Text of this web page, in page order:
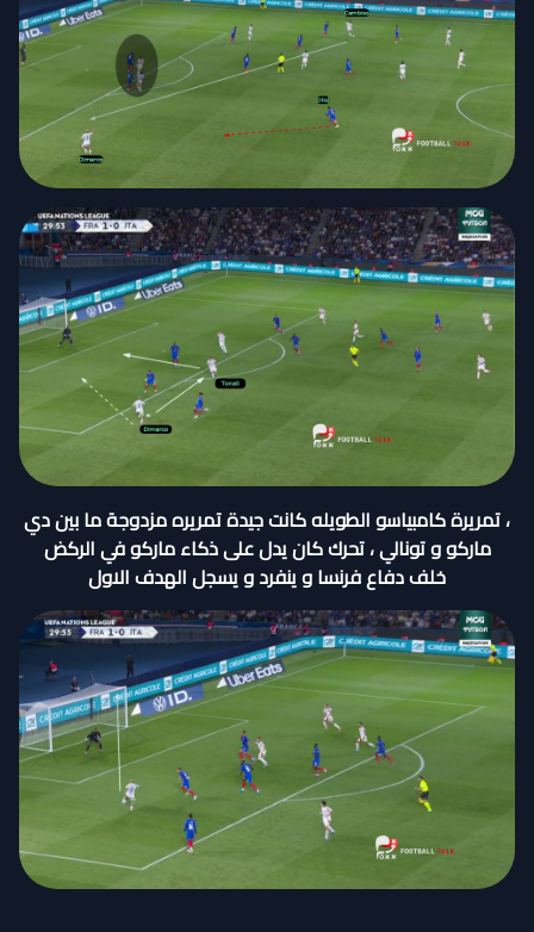
، تمريرة كامبياسو الطويله كانت جيدة تمريره مزدوجة ما بين دي
ماركو و تونالي ، تحرك كان يدل على ذكاء ماركو في الركض
خلف دفاع فرنسا و ينفرد و يسجل الهدف الاول